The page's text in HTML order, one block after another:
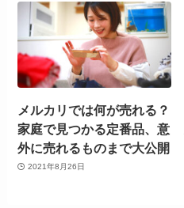
メルカリでは何が売れる？
家庭で見つかる定番品、意
外に売れるものまで大公開
2021年8月26日